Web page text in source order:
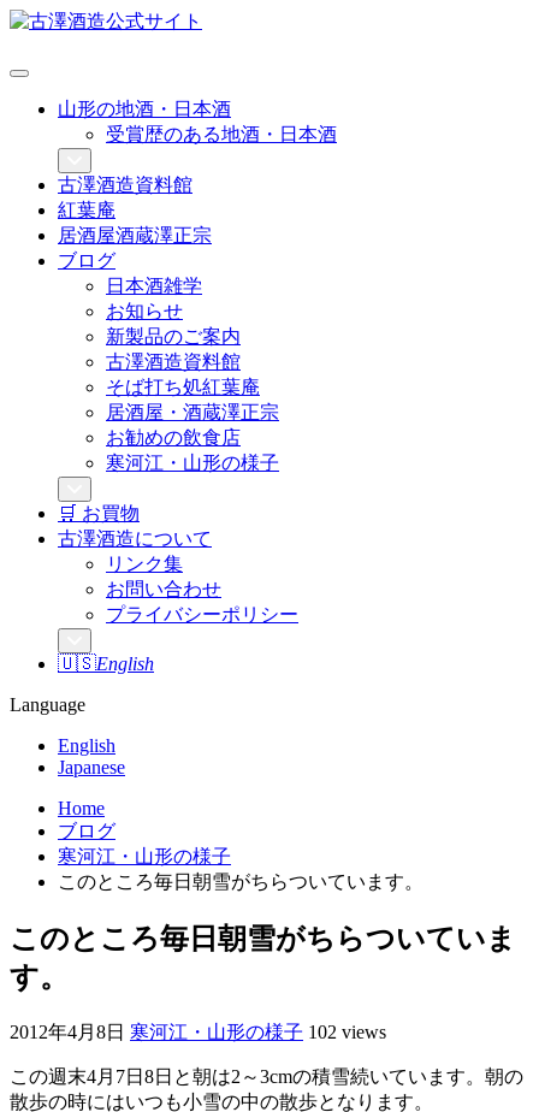
山形の地酒・日本酒
受賞歴のある地酒・日本酒
古澤酒造資料館
紅葉庵
居酒屋酒蔵澤正宗
ブログ
日本酒雑学
お知らせ
新製品のご案内
古澤酒造資料館
そば打ち処紅葉庵
居酒屋・酒蔵澤正宗
お勧めの飲食店
寒河江・山形の様子
🛒 お買物
古澤酒造について
リンク集
お問い合わせ
プライバシーポリシー
🇺🇸English
Language
English
Japanese
Home
ブログ
寒河江・山形の様子
このところ毎日朝雪がちらついています。
このところ毎日朝雪がちらついていま
す。
2012年4月8日 寒河江・山形の様子 102 views
この週末4月7日8日と朝は2～3cmの積雪続いています。朝の
散歩の時にはいつも小雪の中の散歩となります。